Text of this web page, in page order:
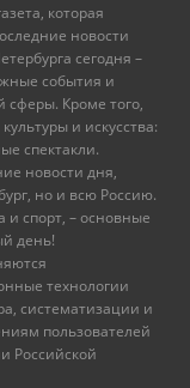
которая
новости
сегодня –
события и
сферы. Кроме того,
и искусства:
спектакли.
новости дня,
но и всю Россию.
и спорт, – основные
день!
технологии
систематизации и
пользователей
Российской